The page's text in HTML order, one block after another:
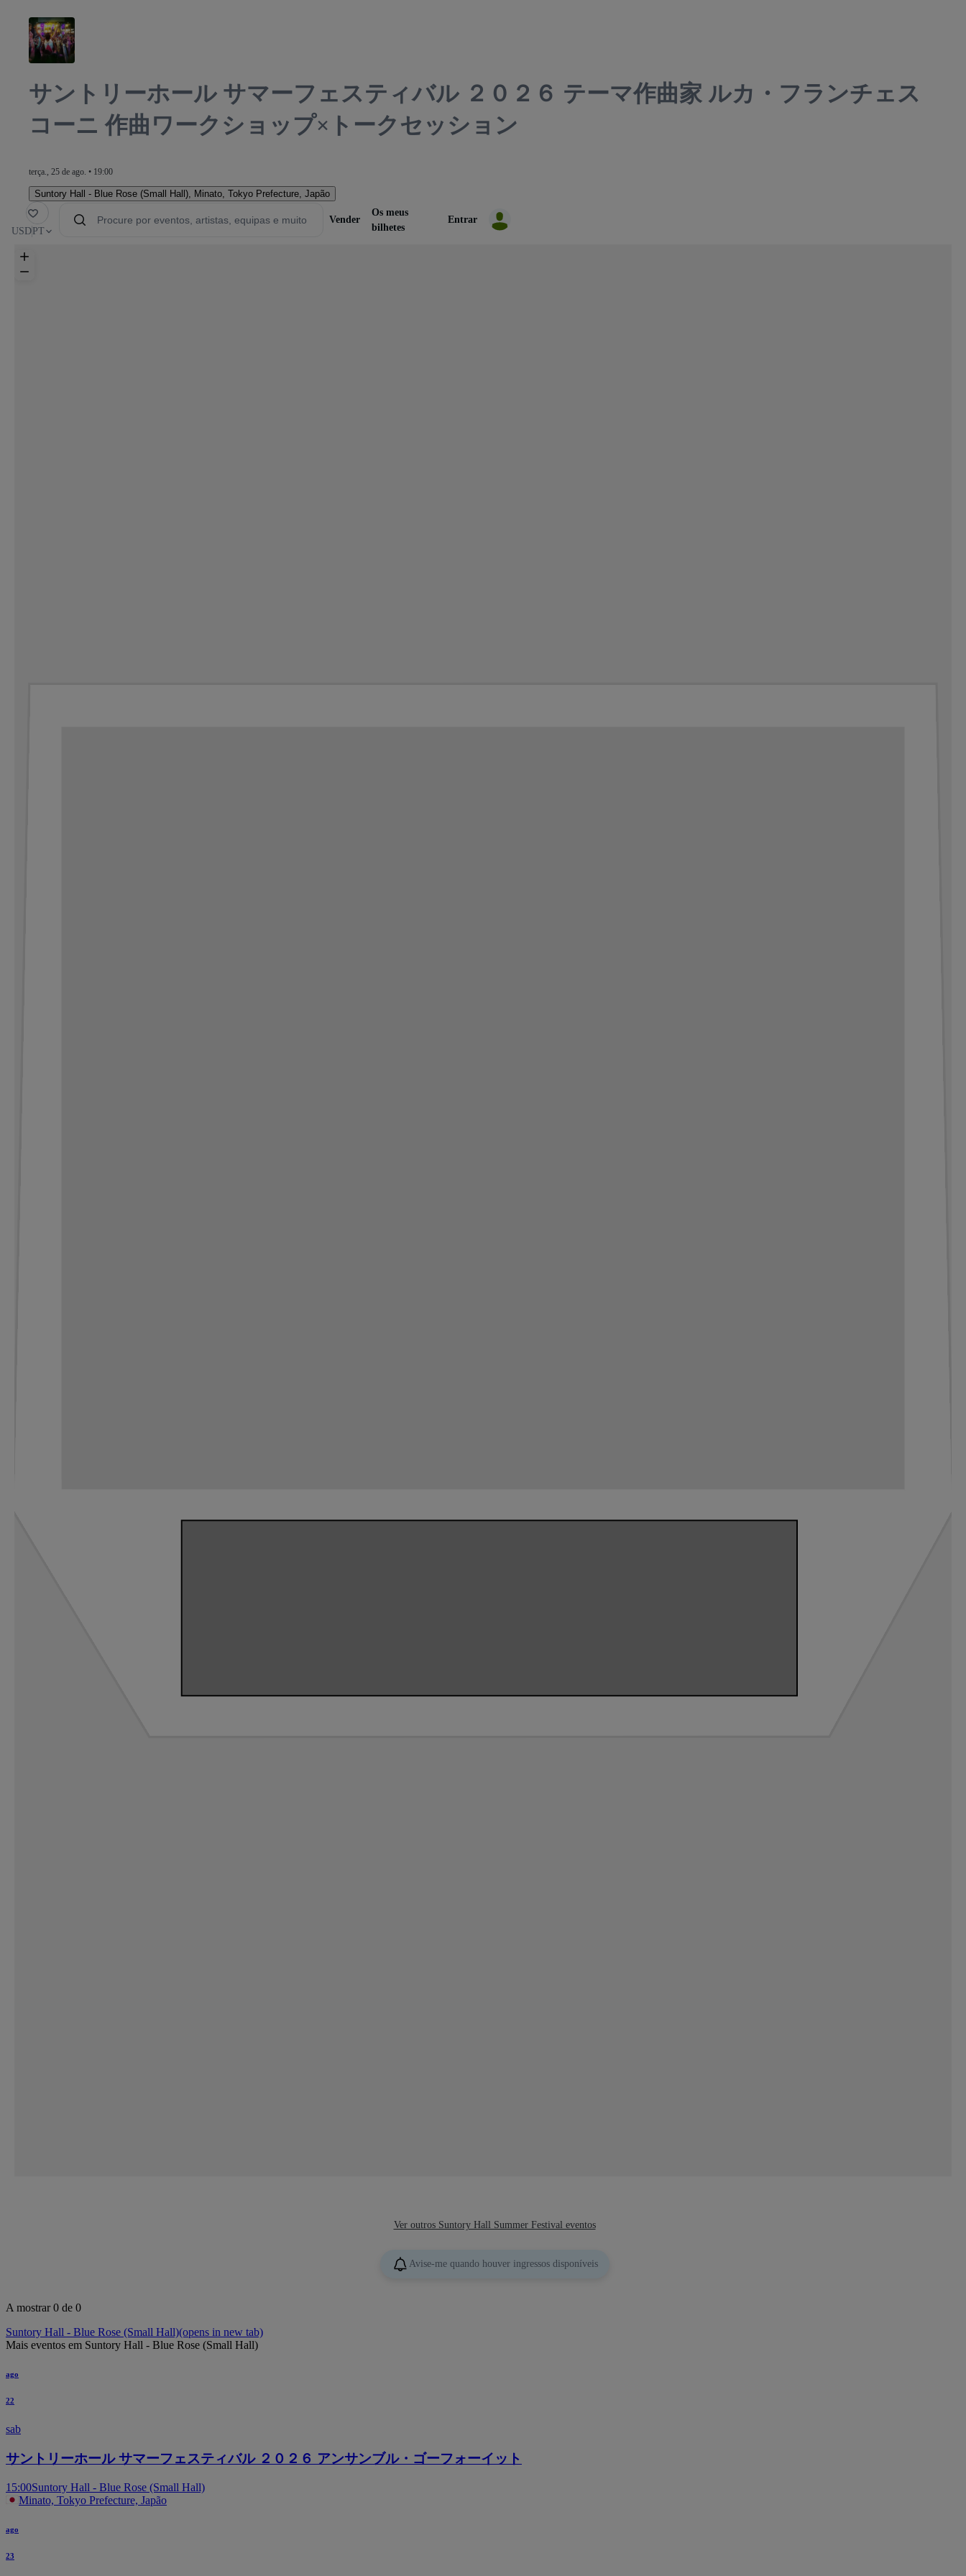
サントリーホール サマーフェスティバル ２０２６ テーマ作曲家 ルカ・フランチェス
コーニ 作曲ワークショップ×トークセッション
terça., 25 de ago. • 19:00
Suntory Hall - Blue Rose (Small Hall) Minato, Tokyo Prefecture, Japão
USD PT
Vender
Os meus
bilhetes
Entrar
Ver outros Suntory Hall Summer Festival eventos
Avise-me quando houver ingressos disponíveis
A mostrar 0 de 0
Suntory Hall - Blue Rose (Small Hall)(opens in new tab)
Mais eventos em Suntory Hall - Blue Rose (Small Hall)
ago
22
sab
サントリーホール サマーフェスティバル ２０２６ アンサンブル・ゴーフォーイット
15:00Suntory Hall - Blue Rose (Small Hall)
Minato, Tokyo Prefecture, Japão
ago
23